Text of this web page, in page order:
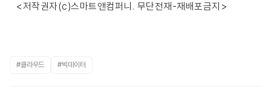
<저작권자(c)스마트앤컴퍼니. 무단전재-재배포금지>
#클라우드 #빅데이터